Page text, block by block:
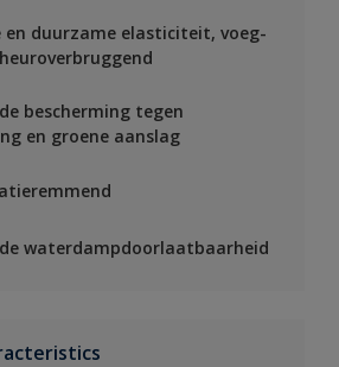
en duurzame elasticiteit, voeg-
bescherming tegen
en groene aanslag
waterdampdoorlaatbaarheid